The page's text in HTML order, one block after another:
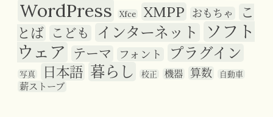
WordPress Xfce XMPP おもちゃ
こ
とば こども インターネット
ソフト
ウェア
テーマ フォント プラグイン
写真 日本語 暮らし 校正 機器 算数 自動車
薪ストーブ